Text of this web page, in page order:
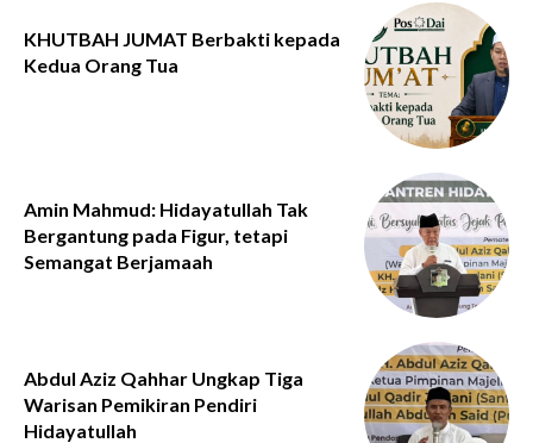
KHUTBAH JUMAT Berbakti kepada
Kedua Orang Tua
Amin Mahmud: Hidayatullah Tak
Bergantung pada Figur, tetapi
Semangat Berjamaah
Abdul Aziz Qahhar Ungkap Tiga
Warisan Pemikiran Pendiri
Hidayatullah